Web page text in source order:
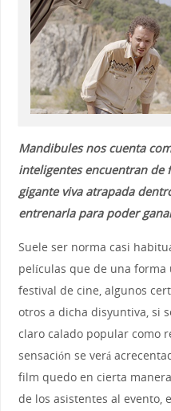
Mandibules nos cuenta
inteligentes encuentran de
gigante viva atrapada
entrenarla para poder
Suele ser norma casi
películas que de una
festival de cine, algunos
otros a dicha disyuntiva, si
claro calado popular como
sensación se verá
film quedo en cierta
de los asistentes al evento,